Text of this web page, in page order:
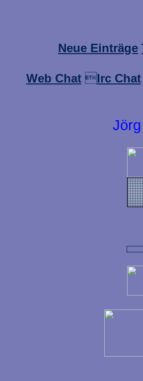
Neue Einträge
Web ChatIrc Chat